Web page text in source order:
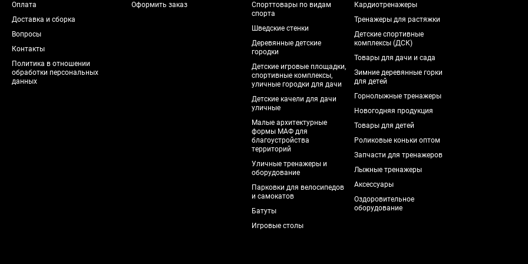
Оплата
Доставка и сборка
Вопросы
Контакты
Политика в отношении
обработки персональных
данных
Оформить заказ
Спорттовары по видам
спорта
Шведские стенки
Деревянные детские
городки
Детские игровые площадки,
спортивные комплексы,
уличные городки для дачи
Детские качели для дачи
уличные
Малые архитектурные
формы МАФ для
благоустройства
территорий
Уличные тренажеры и
оборудование
Парковки для велосипедов
и самокатов
Батуты
Игровые столы
Кардиотренажеры
Тренажеры для растяжки
Детские спортивные
комплексы (ДСК)
Товары для дачи и сада
Зимние деревянные горки
для детей
Горнолыжные тренажеры
Новогодняя продукция
Товары для детей
Роликовые коньки оптом
Запчасти для тренажеров
Лыжные тренажеры
Аксессуары
Оздоровительное
оборудование